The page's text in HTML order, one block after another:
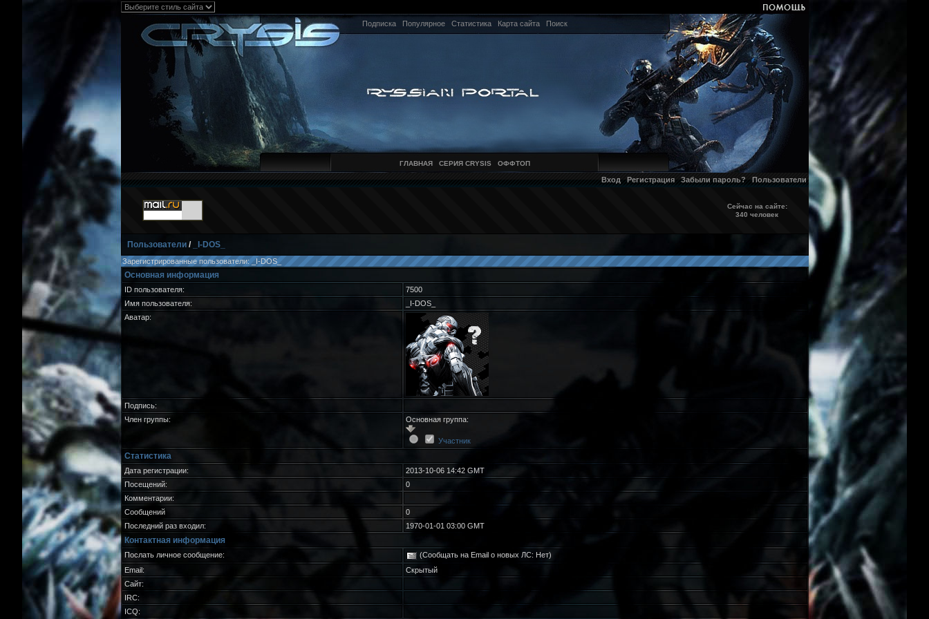
Подписка Популярное Статистика Карта сайта Поиск
ГЛАВНАЯ СЕРИЯ CRYSIS ОФФТОП
Вход Регистрация Забыли пароль? Пользователи
Сейчас на сайте:
340 человек
Пользователи/ _I-DOS_
Зарегистрированные пользователи: _I-DOS_
Основная информация
ID пользователя:
7500
Имя пользователя:
_I-DOS_
Аватар:
Подпись:
Член группы:
Основная группа:
Участник
Статистика
Дата регистрации:
2013-10-06 14:42 GMT
Посещений:
0
Комментарии:
Сообщений
0
Последний раз входил:
1970-01-01 03:00 GMT
Контактная информация
Послать личное сообщение:
(Сообщать на Email о новых ЛС: Нет)
Email:
Скрытый
Сайт:
IRC:
ICQ: